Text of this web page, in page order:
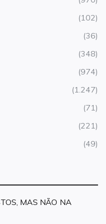
(102)
(36)
(348)
(974)
(1.247)
(71)
(221)
(49)
MAS NÃO NA